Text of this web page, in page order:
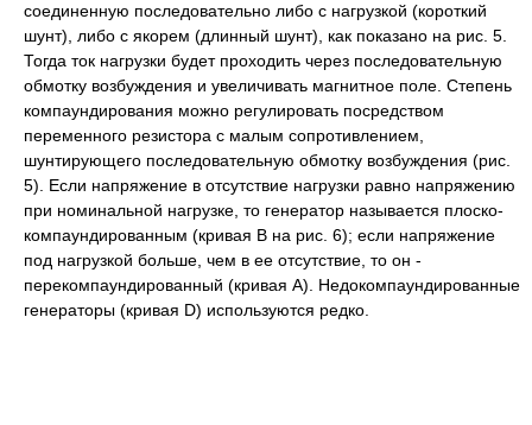
соединенную последовательно либо с нагрузкой (короткий
шунт), либо с якорем (длинный шунт), как показано на рис. 5.
Тогда ток нагрузки будет проходить через последовательную
обмотку возбуждения и увеличивать магнитное поле. Степень
компаундирования можно регулировать посредством
переменного резистора с малым сопротивлением,
шунтирующего последовательную обмотку возбуждения (рис.
5). Если напряжение в отсутствие нагрузки равно напряжению
при номинальной нагрузке, то генератор называется плоско-
компаундированным (кривая В на рис. 6); если напряжение
под нагрузкой больше, чем в ее отсутствие, то он -
перекомпаундированный (кривая А). Недокомпаундированные
генераторы (кривая D) используются редко.